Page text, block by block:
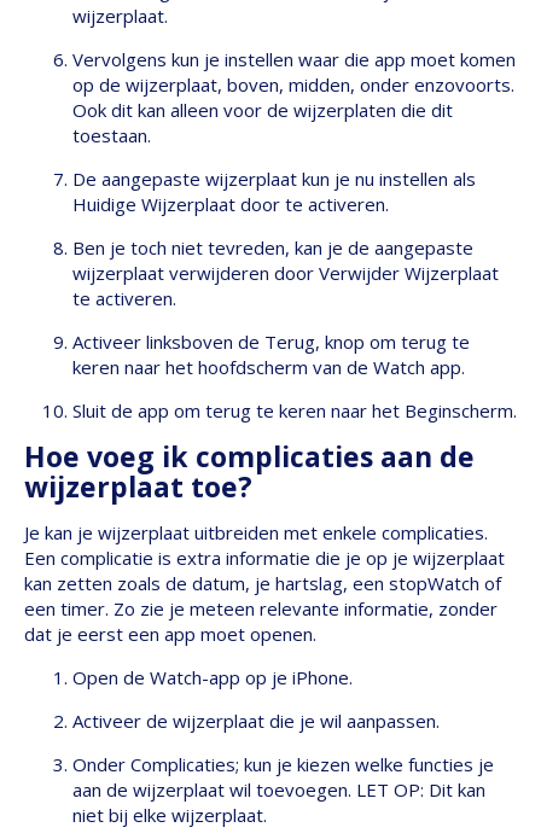
wijzerplaat.
Vervolgens kun je instellen waar die app moet komen
op de wijzerplaat, boven, midden, onder enzovoorts.
Ook dit kan alleen voor de wijzerplaten die dit
toestaan.
De aangepaste wijzerplaat kun je nu instellen als
Huidige Wijzerplaat door te activeren.
Ben je toch niet tevreden, kan je de aangepaste
wijzerplaat verwijderen door Verwijder Wijzerplaat
te activeren.
Activeer linksboven de Terug, knop om terug te
keren naar het hoofdscherm van de Watch app.
Sluit de app om terug te keren naar het Beginscherm.
Hoe voeg ik complicaties aan de
wijzerplaat toe?
Je kan je wijzerplaat uitbreiden met enkele complicaties.
Een complicatie is extra informatie die je op je wijzerplaat
kan zetten zoals de datum, je hartslag, een stopWatch of
een timer. Zo zie je meteen relevante informatie, zonder
dat je eerst een app moet openen.
Open de Watch-app op je iPhone.
Activeer de wijzerplaat die je wil aanpassen.
Onder Complicaties; kun je kiezen welke functies je
aan de wijzerplaat wil toevoegen. LET OP: Dit kan
niet bij elke wijzerplaat.